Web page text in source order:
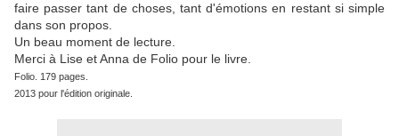
faire passer tant de choses, tant d'émotions en restant si simple
dans son propos.
Un beau moment de lecture.
Merci à Lise et Anna de Folio pour le livre.
Folio. 179 pages.
2013 pour l'édition originale.